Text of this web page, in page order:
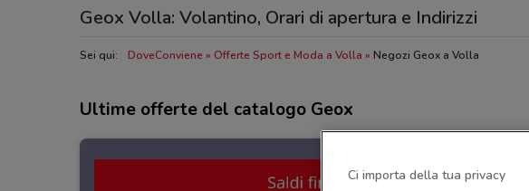
Geox Volla: Volantino, Orari di apertura e Indirizzi
Sei qui: DoveConviene Offerte Sport e Moda a Volla Negozi Geox a Volla
Ultime offerte del catalogo Geox
Ci importa della tua privacy